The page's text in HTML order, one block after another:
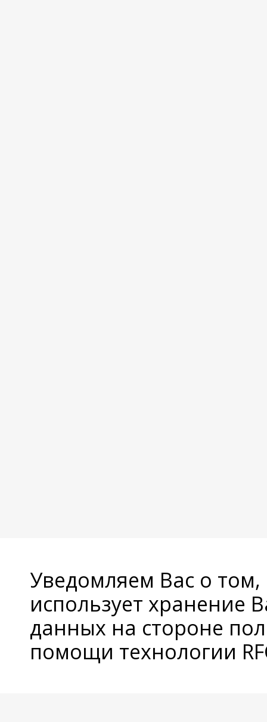
Уведомляем Вас о
использует хранение
данных на стороне
помощи технологии